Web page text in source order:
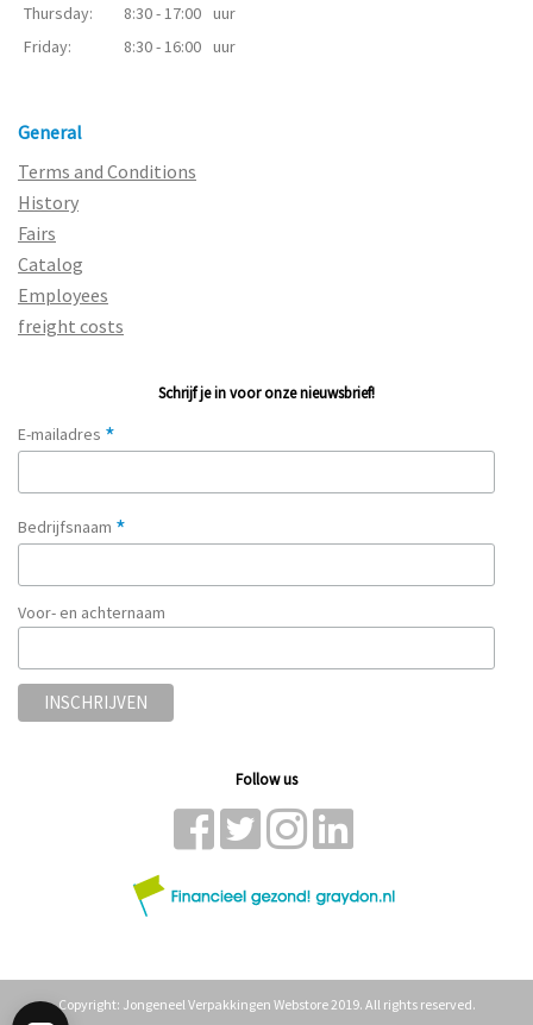
Thursday:
8:30 - 17:00 uur
Friday:
8:30 - 16:00 uur
General
Terms and Conditions
History
Fairs
Catalog
Employees
freight costs
Schrijf je in voor onze nieuwsbrief!
E-mailadres *
Bedrijfsnaam *
Voor- en achternaam
Follow us
Copyright: Jongeneel Verpakkingen Webstore 2019. All rights reserved.